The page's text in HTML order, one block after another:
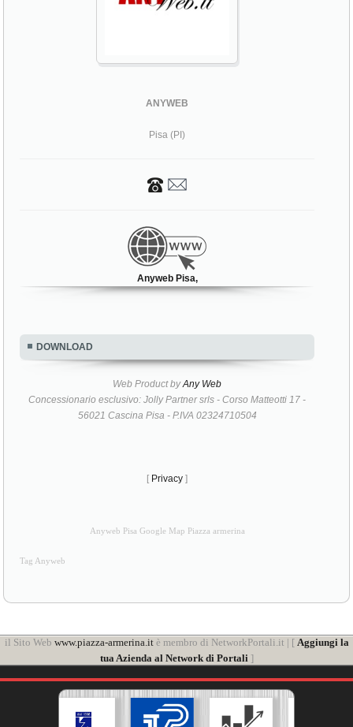
ANYWEB
Pisa (PI)
Anyweb Pisa,
DOWNLOAD
Web Product byAny Web
Concessionario esclusivo: Jolly Partner srls - Corso Matteotti 17 -
56021 Cascina Pisa - P.IVA 02324710504
[ Privacy ]
Anyweb Pisa Google Map Piazza armerina
Tag Anyweb
il Sito Web www.piazza-armerina.itè membro di NetworkPortali.it | [ Aggiungi la
tua Azienda al Network di Portali ]